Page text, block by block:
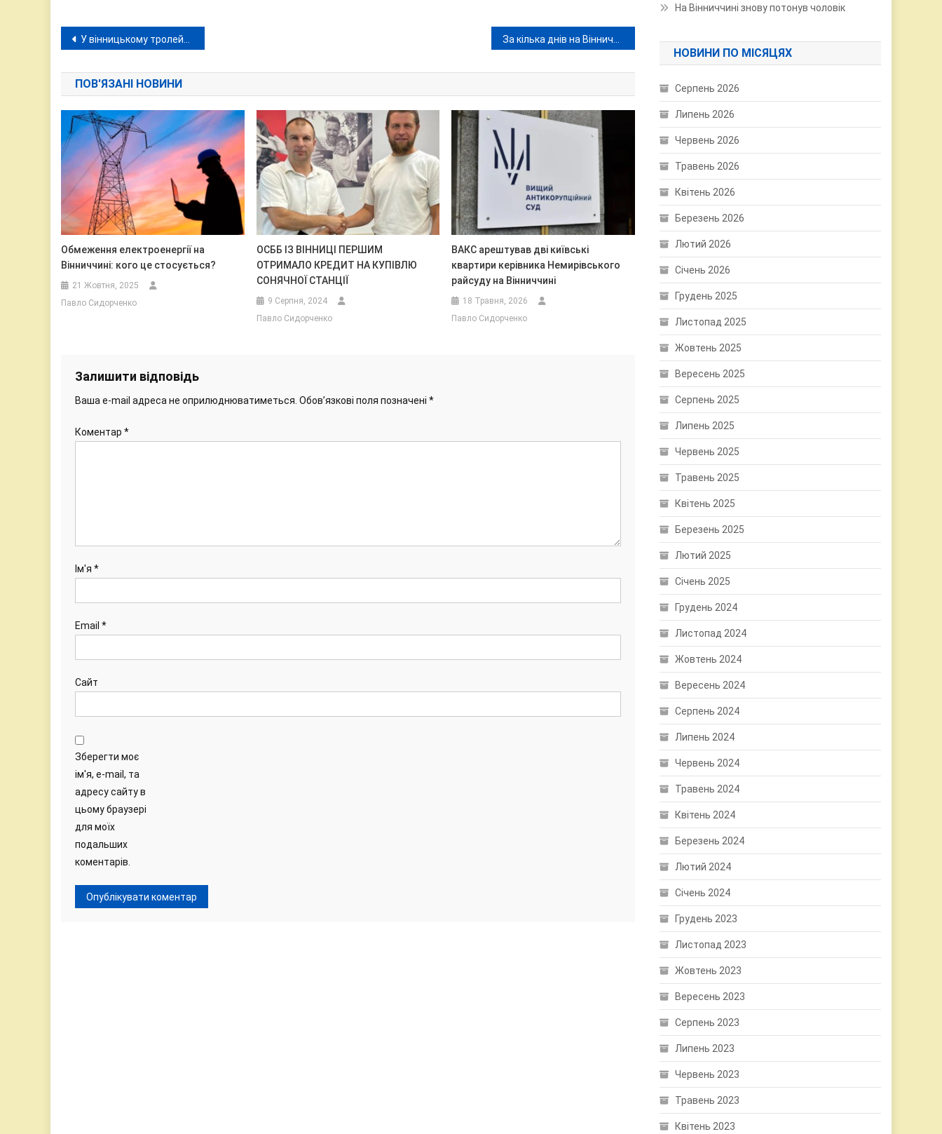
Навігація
записів
У вінницькому тролейбусі медсестра кардіоцентру врятувала людину, яка втратила свідомість
ПОВ'ЯЗАНІ НОВИНИ
Обмеження електроенергії на
Вінниччині: кого це стосується?
21 Жовтня, 2025
Павло Сидорченко
ОСББ ІЗ ВІННИЦІ ПЕРШИМ
ОТРИМАЛО КРЕДИТ НА КУПІВЛЮ
СОНЯЧНОЇ СТАНЦІЇ
9 Серпня, 2024
Павло Сидорченко
ВАКС арештував дві київські
квартири керівника Немирівського
райсуду на Вінниччині
18 Травня, 2026
Павло Сидорченко
Залишити відповідь
Ваша e-mail адреса не оприлюднюватиметься. Обов’язкові поля позначені *
Коментар *
Ім'я *
Email *
Сайт
Зберегти моє
ім'я, e-mail, та
адресу сайту в
цьому браузері
для моїх
подальших
коментарів.
На Вінниччині знову потонув чоловік
НОВИНИ ПО МІСЯЦЯХ
Серпень 2026
Липень 2026
Червень 2026
Травень 2026
Квітень 2026
Березень 2026
Лютий 2026
Січень 2026
Грудень 2025
Листопад 2025
Жовтень 2025
Вересень 2025
Серпень 2025
Липень 2025
Червень 2025
Травень 2025
Квітень 2025
Березень 2025
Лютий 2025
Січень 2025
Грудень 2024
Листопад 2024
Жовтень 2024
Вересень 2024
Серпень 2024
Липень 2024
Червень 2024
Травень 2024
Квітень 2024
Березень 2024
Лютий 2024
Січень 2024
Грудень 2023
Листопад 2023
Жовтень 2023
Вересень 2023
Серпень 2023
Липень 2023
Червень 2023
Травень 2023
Квітень 2023